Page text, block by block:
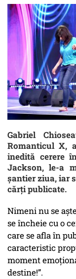
Gabriel
Romanticul X,
inedită cerere
Jackson, le-a
șantier ziua, iar
cărți publicate.
Nimeni nu se
se încheie cu o
care se afla în
caracteristic
moment
destine!”.